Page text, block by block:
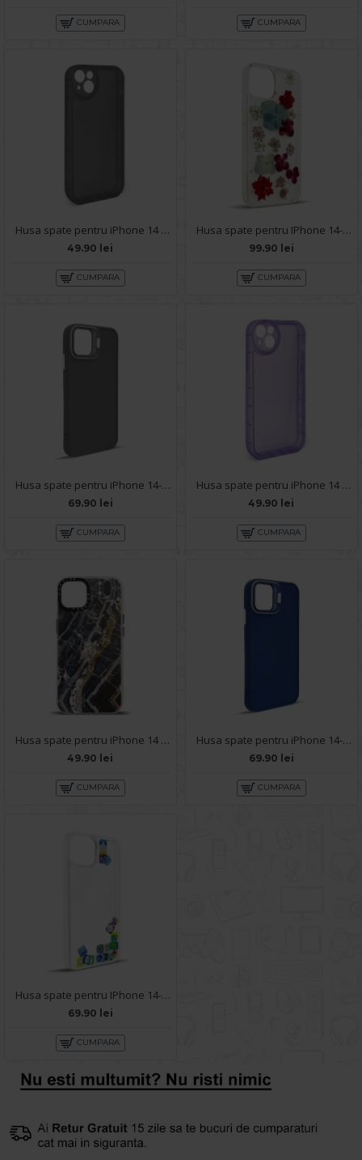
CUMPARA CUMPARA
Husa spate pentru iPhone 14 - Round Case Negru
49.90 lei
CUMPARA
Husa spate pentru IPhone 14- Natural case
99.90 lei
CUMPARA
Husa spate pentru iPhone 14- Drop case Kickstand Gri
69.90 lei
CUMPARA
Husa spate pentru iPhone 14 - Round Case Mov
49.90 lei
CUMPARA
Husa spate pentru iPhone 14 - Misty Case
49.90 lei
CUMPARA
Husa spate pentru iPhone 14- Drop case Kickstand Albastru
69.90 lei
CUMPARA
Husa spate pentru IPhone 14- Dinamic case
69.90 lei
CUMPARA